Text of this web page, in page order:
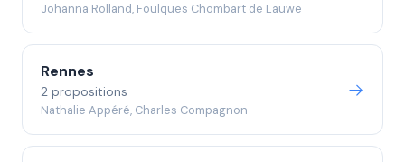
Johanna Rolland, Foulques Chombart de Lauwe
Rennes
2 propositions
Nathalie Appéré, Charles Compagnon